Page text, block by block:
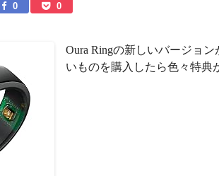
0 0
Oura Ringの新しいバージョ
いものを購入したら色々特典